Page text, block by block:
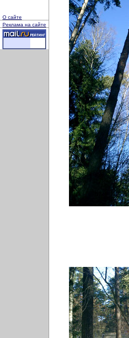
О сайте
Реклама на сайте